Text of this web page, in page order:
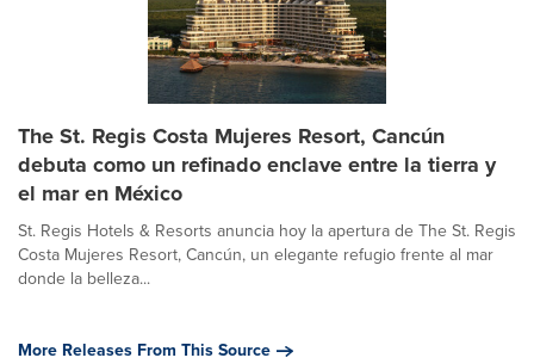
The St. Regis Costa Mujeres Resort, Cancún
debuta como un refinado enclave entre la tierra y
el mar en México
St. Regis Hotels & Resorts anuncia hoy la apertura de The St. Regis
Costa Mujeres Resort, Cancún, un elegante refugio frente al mar
donde la belleza...
More Releases From This Source